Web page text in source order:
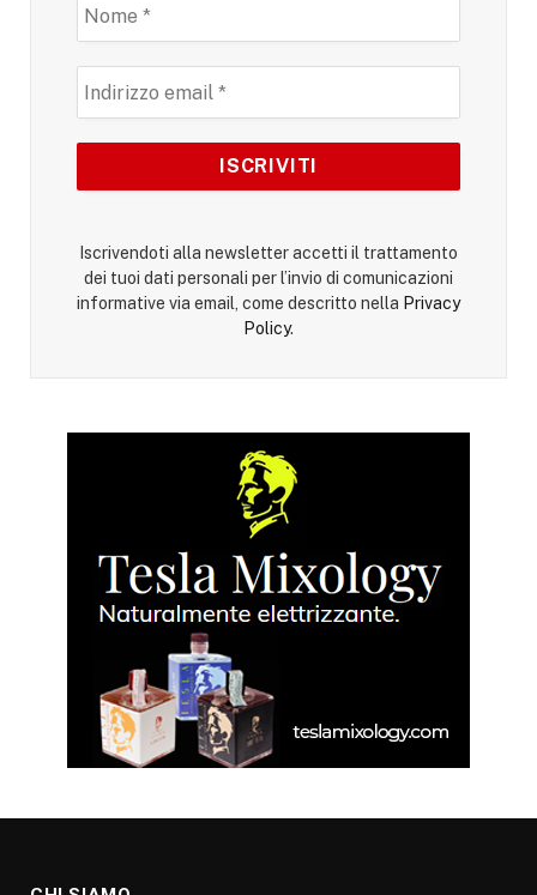
Iscrivendoti alla newsletter accetti il trattamento
dei tuoi dati personali per l’invio di comunicazioni
informative via email, come descritto nella Privacy
Policy.